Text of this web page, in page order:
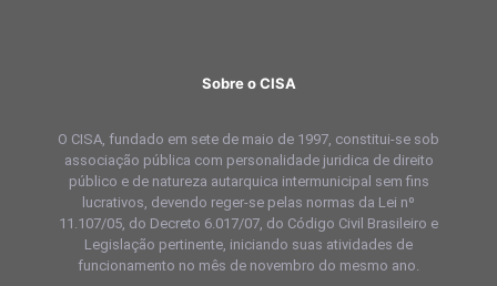
Sobre o CISA
O CISA, fundado em sete de maio de 1997, constitui-se sob
associação pública com personalidade juridica de direito
público e de natureza autarquica intermunicipal sem fins
lucrativos, devendo reger-se pelas normas da Lei nº
11.107/05, do Decreto 6.017/07, do Código Civil Brasileiro e
Legislação pertinente, iniciando suas atividades de
funcionamento no mês de novembro do mesmo ano.